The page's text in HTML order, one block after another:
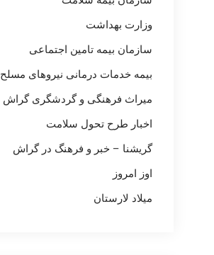
وزارت بهداشت
سازمان بیمه تامین اجتماعی
بیمه خدمات درمانی نیروهای مسلح
میراث فرهنگی و گردشگری گراش
اخبار طرح تحول سلامت
گریشنا – خبر و فرهنگ در گراش
اوز امروز
میلاد لارستان